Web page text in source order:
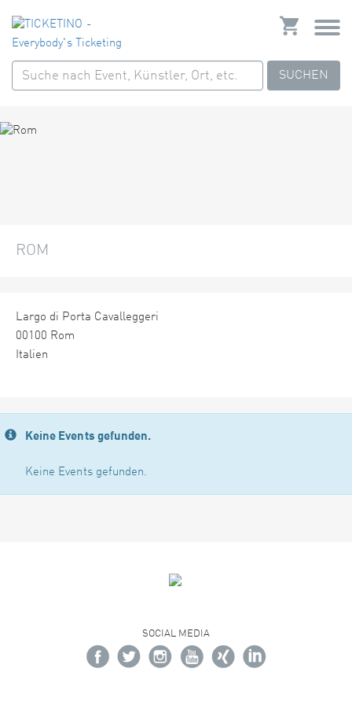
SUCHEN
ROM
Largo di Porta Cavalleggeri
00100 Rom
Italien
Keine Events gefunden.
Keine Events gefunden.
SOCIAL MEDIA